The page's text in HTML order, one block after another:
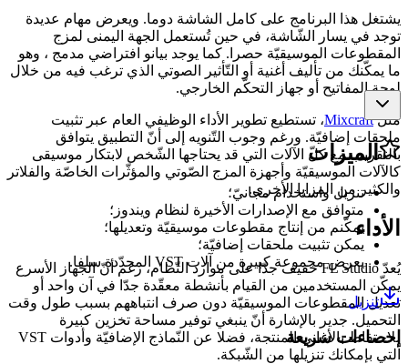
يشتغل هذا البرنامج على كامل الشاشة دوما. ويعرض مهام عديدة
توجد في يسار الشّاشة، في حين تُستعمل الجهة اليمنى لمزج
المقطوعات الموسيقيّة حصرا. كما يوجد بيانو افتراضي مدمج ، وهو
ما يمكّنك من تأليف أغنية أو التّأثير الصوتي الذي ترغب فيه من خلال
لوحة المفاتيح أو جهاز التحكّم الخارجي.
مثلMixcraft، تستطيع تطوير الأداء الوظيفي العام عبر تثبيت
ملحقات إضافيّة. ورغم وجوب التّنويه إلى أنّ التطبيق يتوافق
بالتقريب مع كلّ الآلات التي قد يحتاجها الشّخص لابتكار موسيقى
كالآلات الموسيقيّة وأجهزة المزج الصّوتي والمؤثّرات الخاصّة والفلاتر
والكثير من المزايا الأخرى.
الأداء
يُعدّ FL Studio خفيف جدّا على موارد النّظام، رغم أنّ الجهاز الأسرع
يمكّن المستخدمين من القيام بأنشطة معقّدة جدّا في آن واحد أو
تعديل المقطوعات الموسيقيّة دون صرف انتباههم بسبب طول وقت
التحميل. جدير بالإشارة أنّ ينبغي توفير مساحة تخزين كبيرة
للاحتفاظ بالأغاني المنتجة، فضلا عن النّماذج الإضافيّة وأدوات VST
التي بإمكانك تنزيلها من الشّبكة.
الميزات
تنزيل واستخدام مجانيّ؛
متوافق مع الإصدارات الأخيرة لنظام ويندوز؛
يمكّنم من إنتاج مقطوعات موسيقيّة وتعديلها؛
يمكن تثبيت ملحقات إضافيّة؛
يعرض مجموعة كبيرة من آلات VST المحدّدة سلفا.
تنزيل
إحصاءات سريعة